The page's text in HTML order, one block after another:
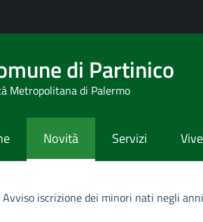
di Partinico
Metropolitana di Palermo
Novità Servizi
Avviso iscrizione dei minori nati negli